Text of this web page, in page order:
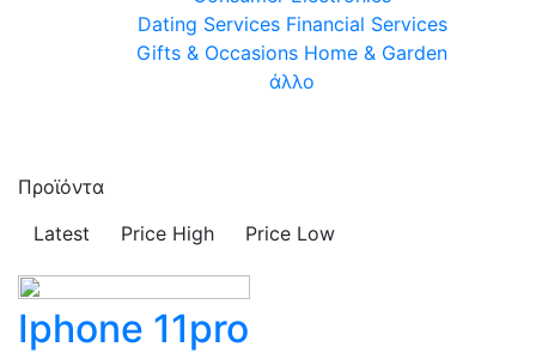
Dating Services Financial Services
Gifts & Occasions Home & Garden
άλλο
Προϊόντα
Latest
Price High Price Low
Iphone 11pro